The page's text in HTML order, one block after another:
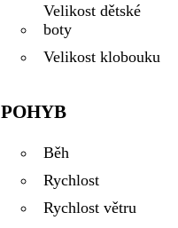
Velikost dětské
boty
Velikost klobouku
POHYB
Běh
Rychlost
Rychlost větru